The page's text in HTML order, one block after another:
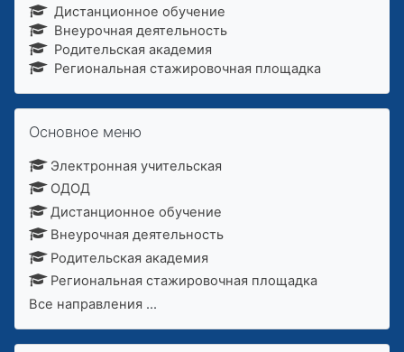
Дистанционное обучение
Внеурочная деятельность
Родительская академия
Региональная стажировочная площадка
Пропустить Основное меню
Основное меню
Электронная учительская
ОДОД
Дистанционное обучение
Внеурочная деятельность
Родительская академия
Региональная стажировочная площадка
Все направления ...